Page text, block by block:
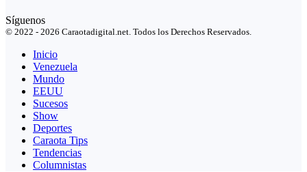
Síguenos
© 2022 - 2026 Caraotadigital.net. Todos los Derechos Reservados.
Inicio
Venezuela
Mundo
EEUU
Sucesos
Show
Deportes
Caraota Tips
Tendencias
Columnistas